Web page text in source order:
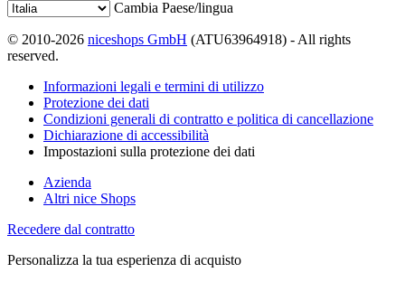
Cambia Paese/lingua
© 2010-2026 niceshops GmbH (ATU63964918) - All rights
reserved.
Informazioni legali e termini di utilizzo
Protezione dei dati
Condizioni generali di contratto e politica di cancellazione
Dichiarazione di accessibilità
Impostazioni sulla protezione dei dati
Azienda
Altri nice Shops
Recedere dal contratto
Personalizza la tua esperienza di acquisto